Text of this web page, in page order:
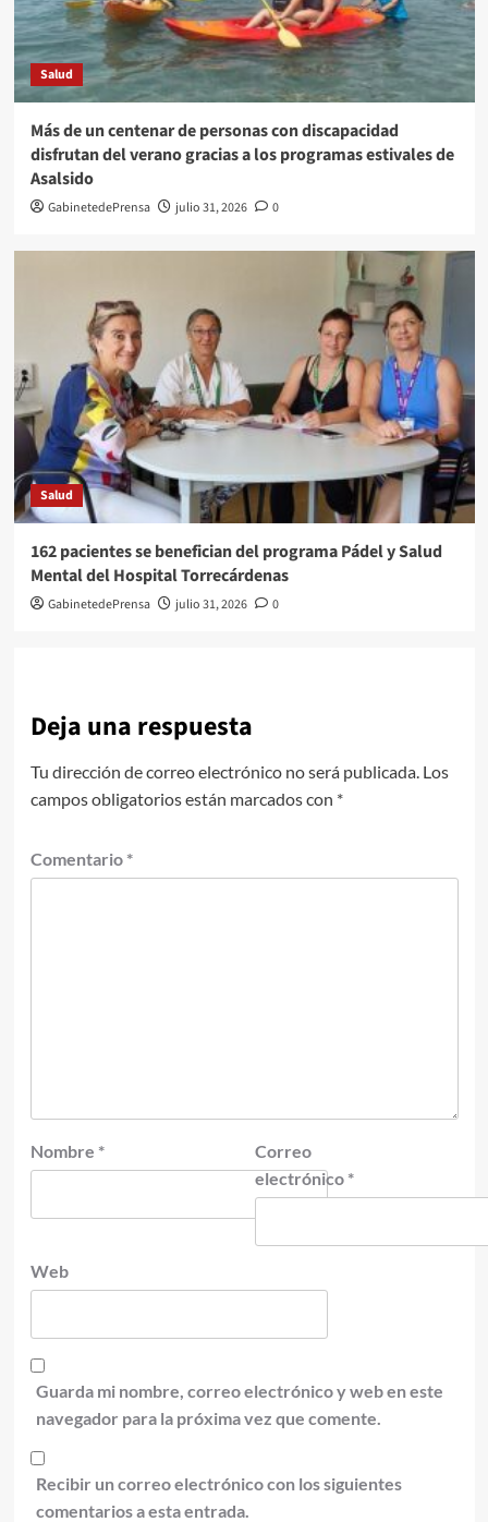
Salud
Más de un centenar de personas con discapacidad
disfrutan del verano gracias a los programas estivales de
Asalsido
GabinetedePrensa julio 31, 2026 0
Salud
162 pacientes se benefician del programa Pádel y Salud
Mental del Hospital Torrecárdenas
GabinetedePrensa julio 31, 2026 0
Deja una respuesta
Tu dirección de correo electrónico no será publicada. Los
campos obligatorios están marcados con *
Comentario *
Nombre *
Correo
electrónico *
Web
Guarda mi nombre, correo electrónico y web en este
navegador para la próxima vez que comente.
Recibir un correo electrónico con los siguientes
comentarios a esta entrada.